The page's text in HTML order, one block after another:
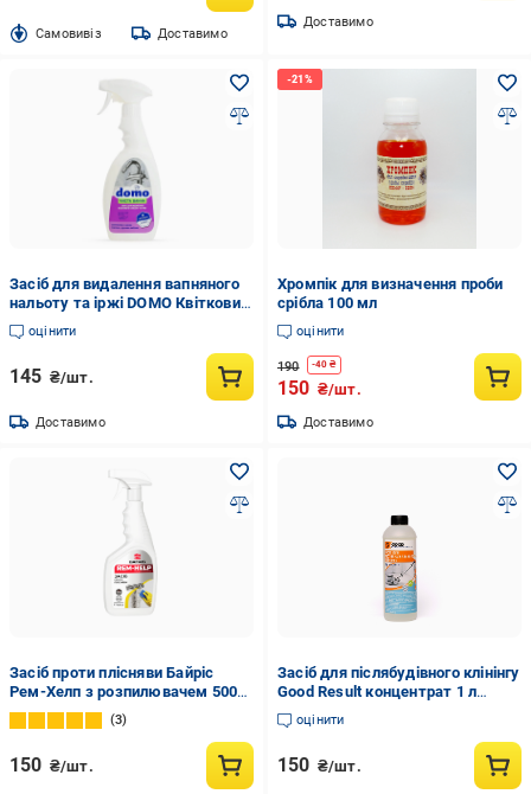
Cамовивіз Доставимо
Доставимо
Засіб для видалення вапняного
нальоту та іржі DOMO Квітковий
(28523437)
оцінити
145 ₴/шт.
Доставимо
Хромпік для визначення проби
срібла 100 мл
оцінити
190 -40 ₴
150 ₴/шт.
Доставимо
Засіб проти плісняви Байріс
Рем-Хелп з розпилювачем 500
мл
3
150 ₴/шт.
Засіб для післябудівного клінінгу
Good Result концентрат 1 л
(GC3010010)
оцінити
150 ₴/шт.